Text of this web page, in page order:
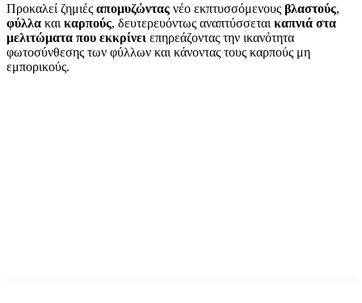
Προκαλεί ζημιές απομυζώντας νέο εκπτυσσόμενους βλαστούς,
φύλλα και καρπούς, δευτερευόντως αναπτύσσεται καπνιά στα
μελιτώματα που εκκρίνει επηρεάζοντας την ικανότητα
φωτοσύνθεσης των φύλλων και κάνοντας τους καρπούς μη
εμπορικούς.